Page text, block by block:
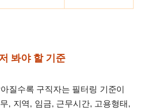
봐야 할 기준
질수록 구직자는 필터링 기준이
, 지역, 임금, 근무시간, 고용형태,